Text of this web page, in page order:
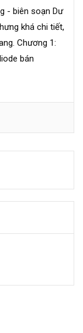
- biên soạn Dư
khá chi tiết,
Chương 1:
bán